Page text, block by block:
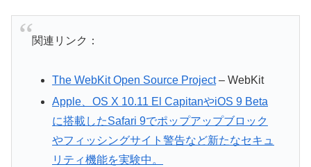
関連リンク：
The WebKit Open Source Project– WebKit
Apple、OS X 10.11 El CapitanやiOS 9 Beta
に搭載したSafari 9でポップアップブロック
やフィッシングサイト警告など新たなセキュ
リティ機能を実験中。